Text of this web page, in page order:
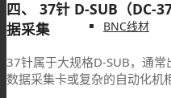
BNC线材
四、 37针 D-SUB（DC-
据采集
37针属于大规格D-SUB，通常
数据采集卡或复杂的自动化机